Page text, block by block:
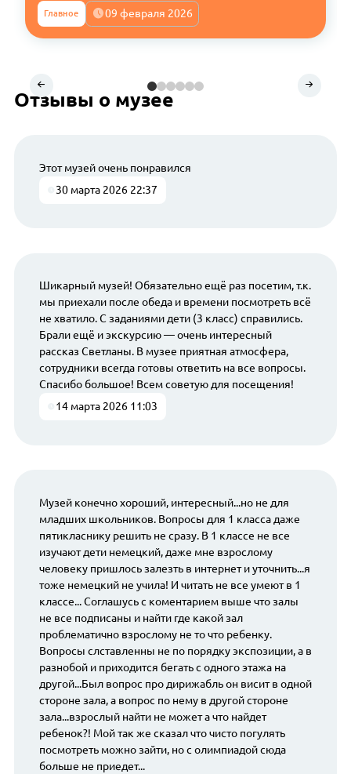
Главное 09 февраля 2026
Отзывы о музее
Этот музей очень понравился
30 марта 2026 22:37
Шикарный музей! Обязательно ещё раз посетим, т.к.
мы приехали после обеда и времени посмотреть всё
не хватило. С заданиями дети (3 класс) справились.
Брали ещё и экскурсию — очень интересный
рассказ Светланы. В музее приятная атмосфера,
сотрудники всегда готовы ответить на все вопросы.
Спасибо большое! Всем советую для посещения!
14 марта 2026 11:03
Музей конечно хороший, интересный...но не для
младших школьников. Вопросы для 1 класса даже
пятикласнику решить не сразу. В 1 классе не все
изучают дети немецкий, даже мне взрослому
человеку пришлось залезть в интернет и уточнить...я
тоже немецкий не учила! И читать не все умеют в 1
классе... Соглашусь с коментарием выше что залы
не все подписаны и найти где какой зал
проблематично взрослому не то что ребенку.
Вопросы слставленны не по порядку экспозиции, а в
разнобой и приходится бегать с одного этажа на
другой...Был вопрос про дирижабль он висит в одной
стороне зала, а вопрос по нему в другой стороне
зала...взрослый найти не может а что найдет
ребенок?! Мой так же сказал что чисто погулять
посмотреть можно зайти, но с олимпиадой сюда
больше не приедет...